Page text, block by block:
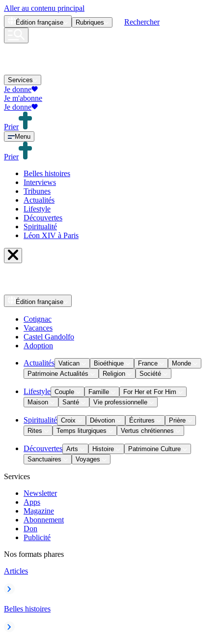
Aller au contenu principal
Édition française Rubriques Rechercher
Services
Je donne
Je m'abonne
Je donne
Prier
Menu
Prier
Belles histoires
Interviews
Tribunes
Actualités
Lifestyle
Découvertes
Spiritualité
Léon XIV à Paris
Édition française
Cotignac
Vacances
Castel Gandolfo
Adoption
Actualités Vatican Bioéthique France
Monde
Patrimoine Actualités
Religion Société
Lifestyle Couple Famille
For Her et For Him
Maison
Santé Vie professionnelle
Spiritualité Croix Dévotion Écritures
Prière
Rites
Temps liturgiques Vertus chrétiennes
Découvertes Arts Histoire
Patrimoine Culture
Sanctuaires
Voyages
Services
Newsletter
Apps
Magazine
Abonnement
Don
Publicité
Nos formats phares
Articles
Belles histoires